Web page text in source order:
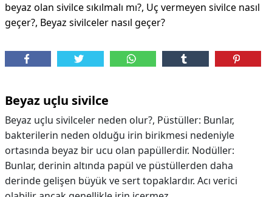
beyaz olan sivilce sıkılmalı mı?, Uç vermeyen sivilce nasıl
geçer?, Beyaz sivilceler nasıl geçer?
Beyaz uçlu sivilce
Beyaz uçlu sivilceler neden olur?, Püstüller: Bunlar,
bakterilerin neden olduğu irin birikmesi nedeniyle
ortasında beyaz bir ucu olan papüllerdir. Nodüller:
Bunlar, derinin altında papül ve püstüllerden daha
derinde gelişen büyük ve sert topaklardır. Acı verici